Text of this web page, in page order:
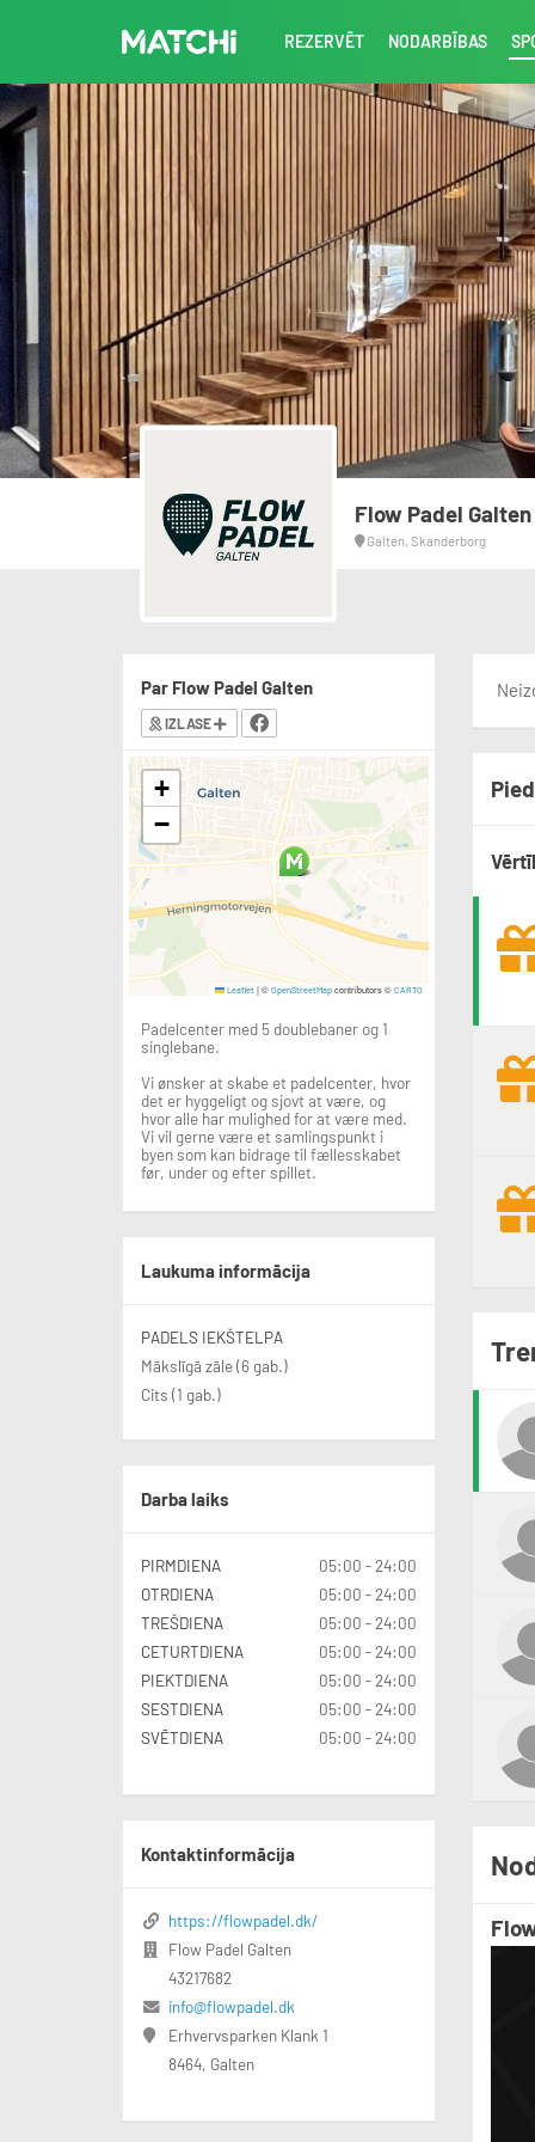
REZERVĒT NODARBĪBAS
Flow Padel Galten
Galten, Skanderborg
Par Flow Padel Galten
IZLASE
+
−
Leaflet |© OpenStreetMapcontributors © CARTO
Padelcenter med 5 doublebaner og 1
singlebane.
Vi ønsker at skabe et padelcenter, hvor
det er hyggeligt og sjovt at være, og
hvor alle har mulighed for at være med.
Vi vil gerne være et samlingspunkt i
byen som kan bidrage til fællesskabet
før, under og efter spillet.
Laukuma informācija
PADELS IEKŠTELPA
Mākslīgā zāle (6 gab.)
Cits (1 gab.)
Darba laiks
PIRMDIENA
05:00 - 24:00
OTRDIENA
05:00 - 24:00
TREŠDIENA
05:00 - 24:00
CETURTDIENA
05:00 - 24:00
PIEKTDIENA
05:00 - 24:00
SESTDIENA
05:00 - 24:00
SVĒTDIENA
05:00 - 24:00
Kontaktinformācija
https://flowpadel.dk/
Flow Padel Galten
43217682
info@flowpadel.dk
Erhvervsparken Klank 1
8464, Galten